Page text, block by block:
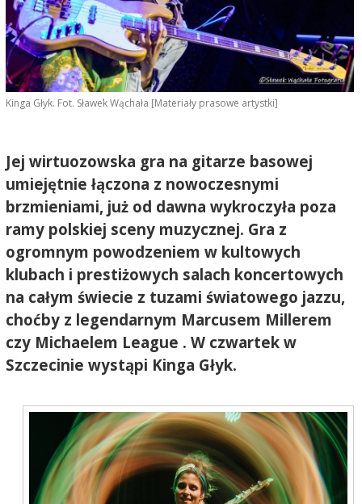
Kinga Głyk. Fot. Sławek Wąchała [Materiały prasowe artystki]
Jej wirtuozowska gra na gitarze basowej
umiejętnie łączona z nowoczesnymi
brzmieniami, już od dawna wykroczyła poza
ramy polskiej sceny muzycznej. Gra z
ogromnym powodzeniem w kultowych
klubach i prestiżowych salach koncertowych
na całym świecie z tuzami światowego jazzu,
choćby z legendarnym Marcusem Millerem
czy Michaelem League . W czwartek w
Szczecinie wystąpi Kinga Głyk.